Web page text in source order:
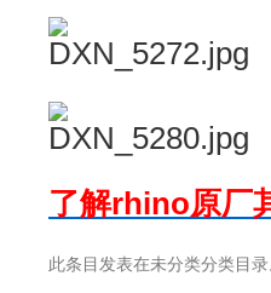
了解rhino原厂
此条目发表在未分类分类目